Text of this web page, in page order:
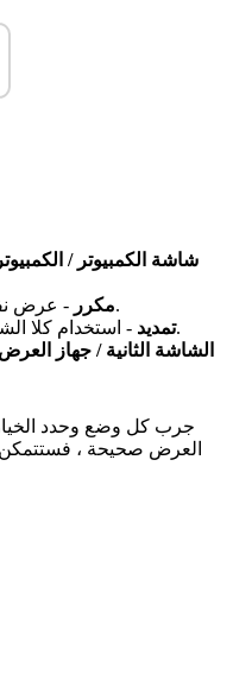
شاشة الكمبيوتر /
مكرر- عرض نفس المحتوى على كلا الشاشتين.
تمديد- استخدام كلا الشاشتين لعرض سطح مكتب ممتد.
الشاشة الثانية / جهاز
جرب كل وضع وحدد الخيار
العرض صحيحة ،